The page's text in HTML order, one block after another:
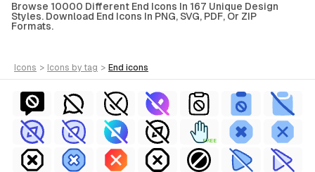
Browse 10000 Different End Icons In 167 Unique Design
Styles. Download End Icons In PNG, SVG, PDF, Or ZIP
Formats.
icons > icons by tag > end icons
FREE